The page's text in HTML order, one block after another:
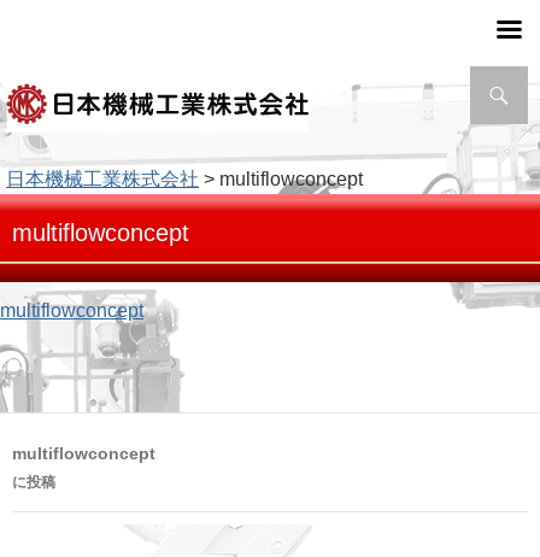
索
日本機械工業株式会社 > multiflowconcept
multiflowconcept
multiflowconcept
稿
ナ
multiflowconcept
に投稿